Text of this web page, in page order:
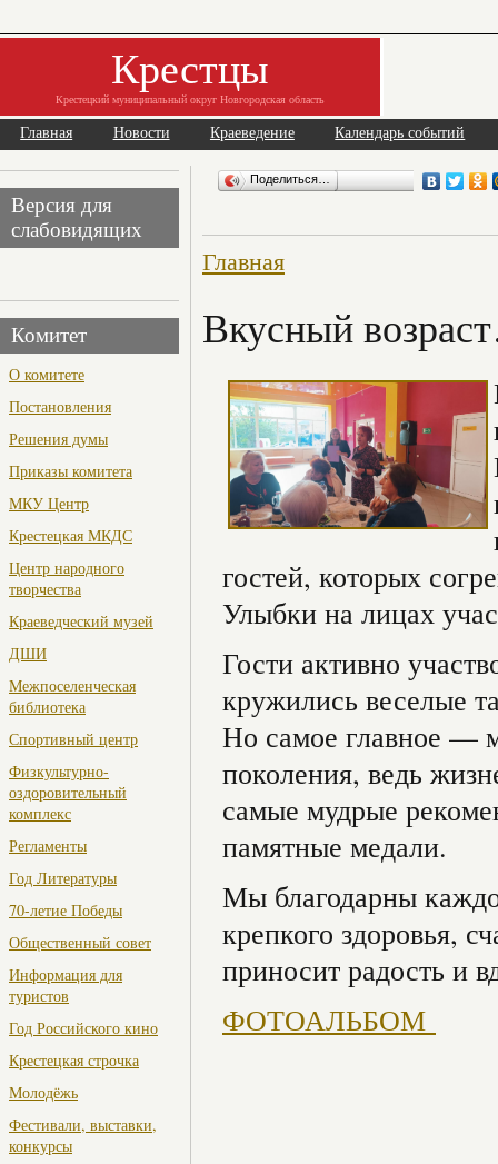
Крестцы
Крестецкий муниципальный округ Новгородская область
Главная Новости Краеведение Календарь событий
Версия для
слабовидящих
Комитет
О комитете
Постановления
Решения думы
Приказы комитета
МКУ Центр
Крестецкая МКДС
Центр народного
творчества
Краеведческий музей
ДШИ
Межпоселенческая
библиотека
Спортивный центр
Физкультурно-
оздоровительный
комплекс
Регламенты
Год Литературы
70-летие Победы
Общественный совет
Информация для
туристов
Год Российского кино
Крестецкая строчка
Молодёжь
Фестивали, выставки,
конкурсы
Поделиться…
Главная
Вкусный
гостей, которых
Улыбки на лицах
Гости активно
кружились веселые
Но самое главное —
поколения, ведь
самые мудрые
памятные медали.
Мы благодарны
крепкого здоровья,
приносит радость и
ФОТОАЛЬБОМ